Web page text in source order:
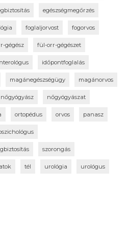
egészségmegőrzés
foglaljorvost fogorvos
gégész fül-orr-gégészet
időpontfoglalás
magánegészségügy magánorvos
nőgyógyász nőgyógyászat
ortopédus orvos panasz
szorongás
tél urológia urológus